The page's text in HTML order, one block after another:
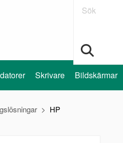
Sök
Skrivare Bildskärmar
HP